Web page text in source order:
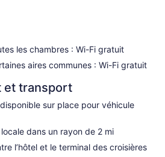
areas
chambres dotées de : coffre-fort
et coffre-fort. Les lits ont un
à plateau-coussin. Téléviseur avec
câble. La salle de bain comprend :
de toilette (gratuits) et séchoir
les chambres : Wi-Fi gratuit
aires communes : Wi-Fi gratuit
et transport
sur place pour véhicule
dans un rayon de 2 mi
l’hôtel et le terminal des croisières